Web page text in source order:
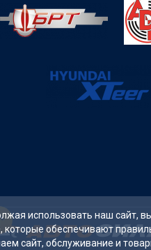
использовать наш сайт,
которые обеспечивают
сайт, обслуживание и